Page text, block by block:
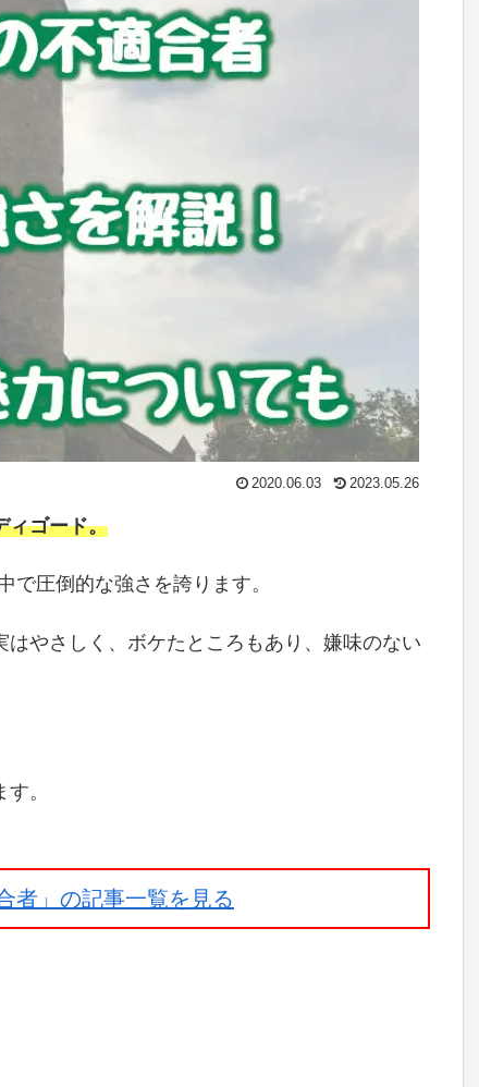
2020.06.03 2023.05.26
ィゴード。
で圧倒的な強さを誇ります。
やさしく、ボケたところもあり、嫌味のない
。
者」の記事一覧を見る